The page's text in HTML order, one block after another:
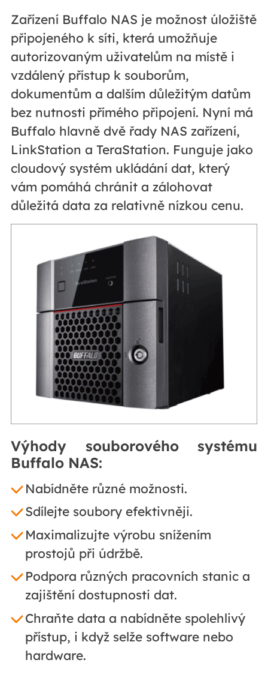
Zařízení Buffalo NAS je možnost úložiště
připojeného k síti, která umožňuje
autorizovaným uživatelům na místě i
vzdálený přístup k souborům,
dokumentům a dalším důležitým datům
bez nutnosti přímého připojení. Nyní má
Buffalo hlavně dvě řady NAS zařízení,
LinkStation a TeraStation. Funguje jako
cloudový systém ukládání dat, který
vám pomáhá chránit a zálohovat
důležitá data za relativně nízkou cenu.
Výhody souborového systému
Buffalo NAS:
Nabídněte různé možnosti.
Sdílejte soubory efektivněji.
Maximalizujte výrobu snížením
prostojů při údržbě.
Podpora různých pracovních stanic a
zajištění dostupnosti dat.
Chraňte data a nabídněte spolehlivý
přístup, i když selže software nebo
hardware.